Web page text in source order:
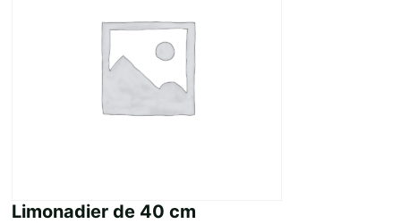
Limonadier de 40 cm